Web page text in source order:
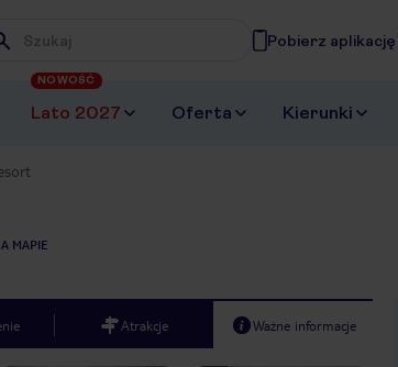
Wpisz frazę, której szukasz
Pobierz aplikację
Lato 2027
NOWOŚĆ
Oferta Kierunki
MAPIE
Atrakcje Ważne informacje
1 /34